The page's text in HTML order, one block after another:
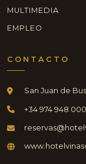
MULTIMEDIA
EMPLEO
CONTACTO
San Juan de
+34 974 948